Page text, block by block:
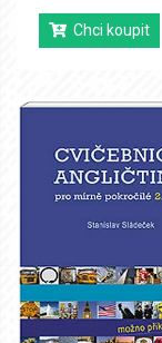
Chci koupit